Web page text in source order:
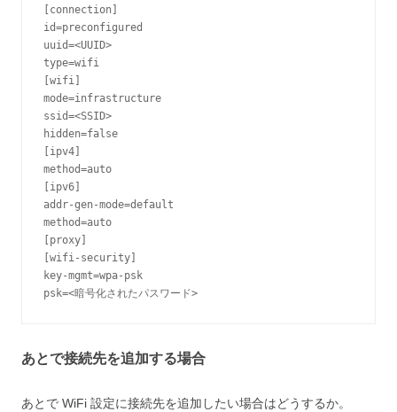
[connection]
id=preconfigured
uuid=<UUID>
type=wifi
[wifi]
mode=infrastructure
ssid=<SSID>
hidden=false
[ipv4]
method=auto
[ipv6]
addr-gen-mode=default
method=auto
[proxy]
[wifi-security]
key-mgmt=wpa-psk
psk=<暗号化されたパスワード>
あとで接続先を追加する場合
あとで WiFi 設定に接続先を追加したい場合はどうするか。